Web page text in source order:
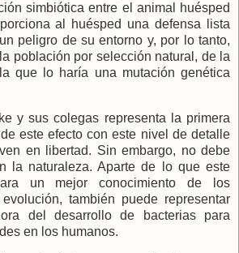
simbiótica entre el animal huésped
al huésped una defensa lista
peligro de su entorno y, por lo tanto,
población por selección natural, de la
que lo haría una mutación genética
y sus colegas representa la primera
este efecto con este nivel de detalle
en libertad. Sin embargo, no debe
la naturaleza. Aparte de lo que este
un mejor conocimiento de los
también puede representar
del desarrollo de bacterias para
en los humanos.